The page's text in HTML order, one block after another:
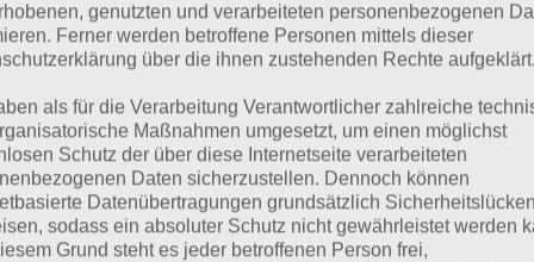
die entsprechenden Antworten findest!
Schaue inunsere Komplettlösung
App! Dort kannst du mit der Suche
schnell die Antworten und
über 300 Level finden!
genutzten und verarbeiteten personenbezogenen
Ferner werden betroffene Personen mittels dieser
über die ihnen zustehenden Rechte aufgeklärt.
als für die Verarbeitung Verantwortlicher zahlreiche
Maßnahmen umgesetzt, um einen möglichst
Schutz der über diese Internetseite verarbeiteten
Daten sicherzustellen. Dennoch können
Datenübertragungen grundsätzlich
sodass ein absoluter Schutz nicht gewährleistet werden
Grund steht es jeder betroffenen Person frei,